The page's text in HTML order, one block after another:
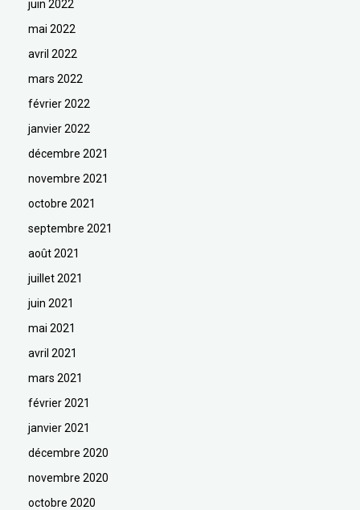
juin 2022
mai 2022
avril 2022
mars 2022
février 2022
janvier 2022
décembre 2021
novembre 2021
octobre 2021
septembre 2021
août 2021
juillet 2021
juin 2021
mai 2021
avril 2021
mars 2021
février 2021
janvier 2021
décembre 2020
novembre 2020
octobre 2020